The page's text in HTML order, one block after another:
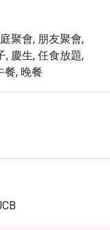
聚會, 朋友聚會,
, 慶生, 任食放題,
餐, 晚餐